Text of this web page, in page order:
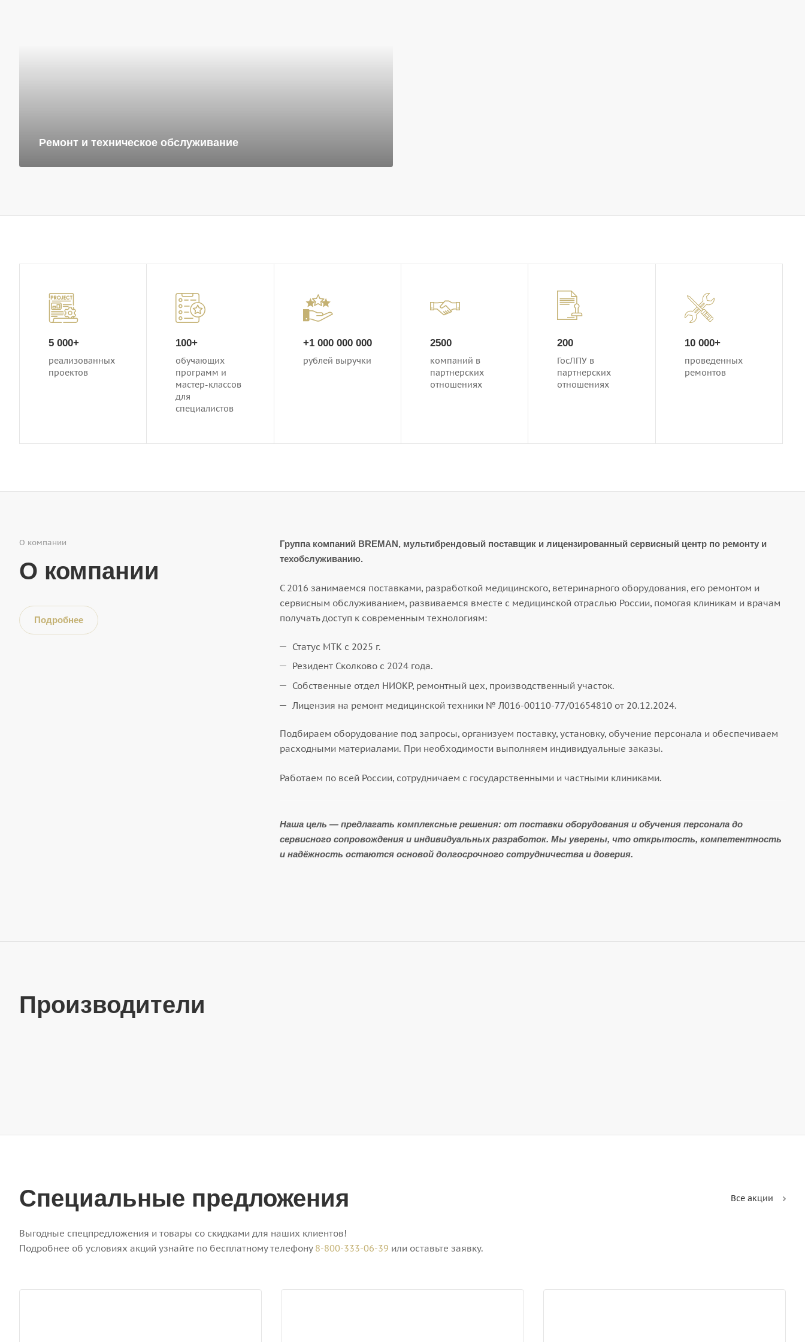
Ремонт и техническое обслуживание
5 000+
реализованных
проектов
100+
обучающих
программ и
мастер-классов
для
специалистов
+1 000 000 000
рублей выручки
2500
компаний в
партнерских
отношениях
200
ГосЛПУ в
партнерских
отношениях
10 000+
проведенных
ремонтов
О компании
О компании
Подробнее
Группа компаний BREMAN, мультибрендовый поставщик и лицензированный сервисный центр по ремонту и
техобслуживанию.
С 2016 занимаемся поставками, разработкой медицинского, ветеринарного оборудования, его ремонтом и
сервисным обслуживанием, развиваемся вместе с медицинской отраслью России, помогая клиникам и врачам
получать доступ к современным технологиям:
Статус МТК с 2025 г.
Резидент Сколково с 2024 года.
Собственные отдел НИОКР, ремонтный цех, производственный участок.
Лицензия на ремонт медицинской техники № Л016-00110-77/01654810 от 20.12.2024.
Подбираем оборудование под запросы, организуем поставку, установку, обучение персонала и обеспечиваем
расходными материалами. При необходимости выполняем индивидуальные заказы.
Работаем по всей России, сотрудничаем с государственными и частными клиниками.
Наша цель — предлагать комплексные решения: от поставки оборудования и обучения персонала до
сервисного сопровождения и индивидуальных разработок. Мы уверены, что открытость, компетентность
и надёжность остаются основой долгосрочного сотрудничества и доверия.
Производители
Специальные предложения Все акции
Выгодные спецпредложения и товары со скидками для наших клиентов!
Подробнее об условиях акций узнайте по бесплатному телефону 8-800-333-06-39 или оставьте заявку.